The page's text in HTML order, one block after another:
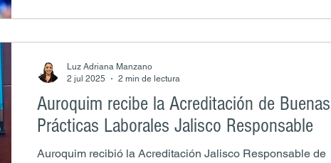
Auroquim recibe la Acreditación de Buenas
Prácticas Laborales Jalisco Responsable
Auroquim recibió la Acreditación Jalisco Responsable de
Luz Adriana Manzano
2 jul 2025
2 min de lectura